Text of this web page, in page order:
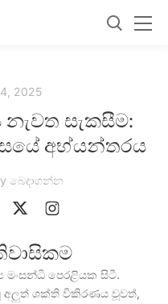
2025
සැකසීම:
අභ්යන්තරය
බෙදාගන්න
මංසන්ධි පෙරළියක සිටී.
අලුත් ශක්ති විකිරණය වූවත්,